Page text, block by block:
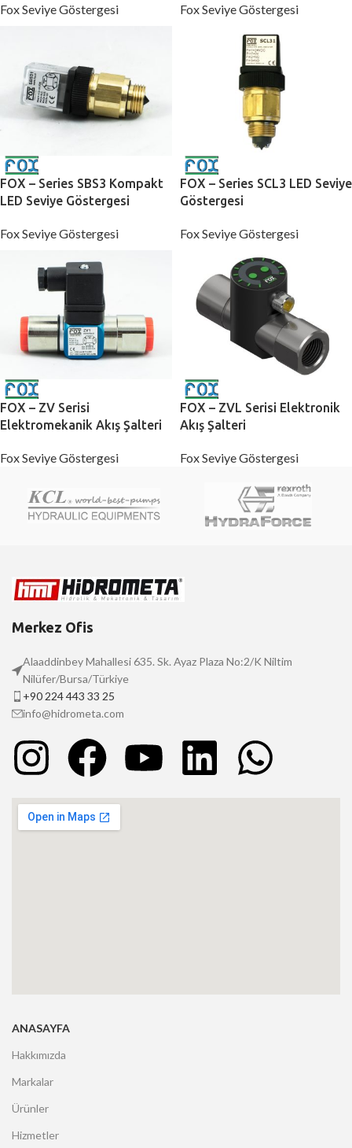
Fox Seviye Göstergesi Fox Seviye Göstergesi
FOX – Series SBS3 Kompakt
LED Seviye Göstergesi
Fox Seviye Göstergesi
FOX – Series SCL3 LED Seviye
Göstergesi
Fox Seviye Göstergesi
FOX – ZV Serisi
Elektromekanik Akış Şalteri
Fox Seviye Göstergesi
FOX – ZVL Serisi Elektronik
Akış Şalteri
Fox Seviye Göstergesi
Merkez Ofis
Alaaddinbey Mahallesi 635. Sk. Ayaz Plaza No:2/K Niltim
Nilüfer/Bursa/Türkiye
+90 224 443 33 25
info@hidrometa.com
ANASAYFA
Hakkımızda
Markalar
Ürünler
Hizmetler